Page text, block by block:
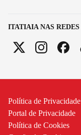
ITATIAIA NAS REDES
Política de Privacidade
Portal de Privacidade
Política de Cookies